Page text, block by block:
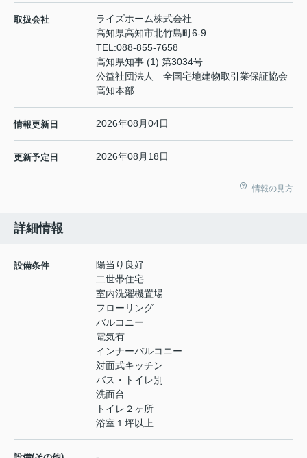
取扱会社
ライズホーム株式会社
高知県高知市北竹島町6-9
TEL:088-855-7658
高知県知事 (1) 第3034号
公益社団法人 全国宅地建物取引業保証協会
高知本部
情報更新日 2026年08月04日
更新予定日 2026年08月18日
情報の見方
詳細情報
設備条件
陽当り良好
二世帯住宅
室内洗濯機置場
フローリング
バルコニー
電気有
インナーバルコニー
対面式キッチン
バス・トイレ別
洗面台
トイレ２ヶ所
浴室１坪以上